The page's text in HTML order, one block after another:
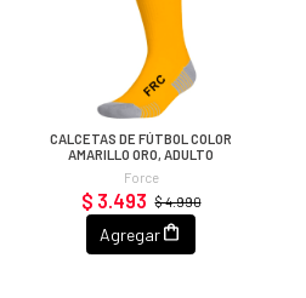
CALCETAS DE FÚTBOL COLOR
AMARILLO ORO, ADULTO
Force
$ 4.990
$ 3.493
Agregar